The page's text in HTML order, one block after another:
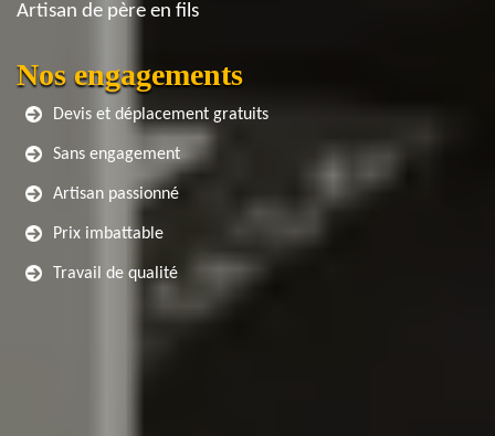
Artisan de père en fils
Nos engagements
Devis et déplacement gratuits
Sans engagement
Artisan passionné
Prix imbattable
Travail de qualité